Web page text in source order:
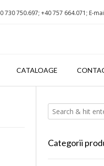
730 750.697; +40 757 664.071; E-
CATALOAGE
Categorii